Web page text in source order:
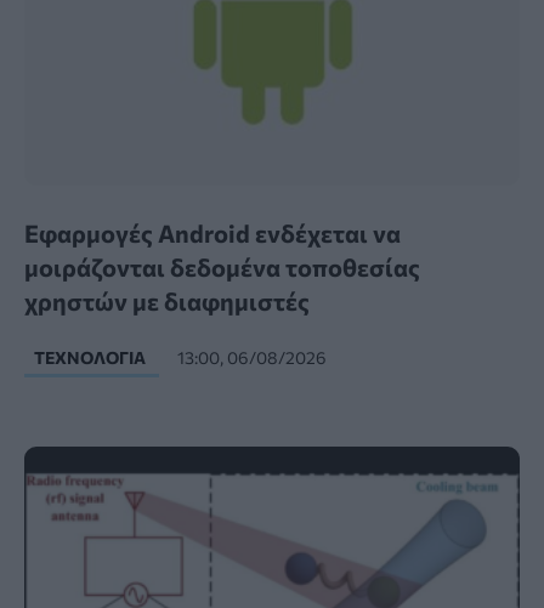
Εφαρμογές Android ενδέχεται να
μοιράζονται δεδομένα τοποθεσίας
χρηστών με διαφημιστές
ΤΕΧΝΟΛΟΓΊΑ 13:00, 06/08/2026